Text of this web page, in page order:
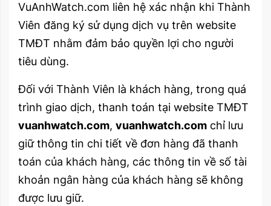
VuAnhWatch.com liên hệ xác nhận khi Thành
Viên đăng ký sử dụng dịch vụ trên website
TMĐT nhằm đảm bảo quyền lợi cho người
tiêu dùng.
Đối với Thành Viên là khách hàng, trong quá
trình giao dịch, thanh toán tại website TMĐT
vuanhwatch.com, vuanhwatch.com chỉ lưu
giữ thông tin chi tiết về đơn hàng đã thanh
toán của khách hàng, các thông tin về số tài
khoản ngân hàng của khách hàng sẽ không
được lưu giữ.